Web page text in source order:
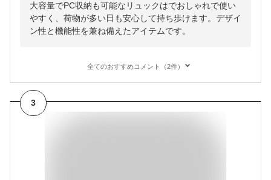
大容量でPC収納も可能なリュックはでおしゃれで使い
やすく、荷物が多い日も安心して持ち歩けます。デザイ
ン性と機能性を兼ね備えたアイテムです。
全てのおすすめコメント（2件）
3